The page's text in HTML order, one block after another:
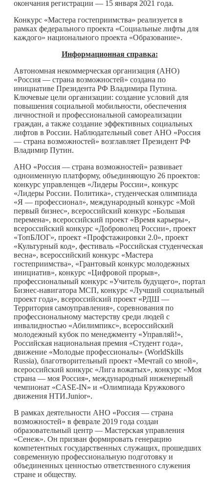
окончания регистрации — 15 января 2021 года.
Конкурс «Мастера гостеприимства» реализуется в
рамках федерального проекта «Социальные лифты для
каждого» национального проекта «Образование».
Информационная справка:
Автономная некоммерческая организация (АНО)
«Россия — страна возможностей» создана по
инициативе Президента РФ Владимира Путина.
Ключевые цели организации: создание условий для
повышения социальной мобильности, обеспечения
личностной и профессиональной самореализации
граждан, а также создание эффективных социальных
лифтов в России. Наблюдательный совет АНО «Россия
— страна возможностей» возглавляет Президент РФ
Владимир Путин.
АНО «Россия — страна возможностей» развивает
одноименную платформу, объединяющую 26 проектов:
конкурс управленцев «Лидеры России», конкурс
«Лидеры России. Политика», студенческая олимпиада
«Я — профессионал», международный конкурс «Мой
первый бизнес», всероссийский конкурс «Большая
перемена», всероссийский проект «Время карьеры»,
всероссийский конкурс «Доброволец России», проект
«ТопБЛОГ», проект «Профстажировки 2.0», проект
«Культурный код», фестиваль «Российская студенческая
весна», всероссийский конкурс «Мастера
гостеприимства», «Грантовый конкурс молодежных
инициатив», конкурс «Цифровой прорыв»,
профессиональный конкурс «Учитель будущего», портал
Бизнес-навигатора МСП, конкурс «Лучший социальный
проект года», всероссийский проект «РДШ —
Территория самоуправления», соревнования по
профессиональному мастерству среди людей с
инвалидностью «Абилимпикс», всероссийский
молодежный кубок по менеджменту «Управляй!»,
Российская национальная премия «Студент года»,
движение «Молодые профессионалы» (WorldSkills
Russia), благотворительный проект «Мечтай со мной»,
всероссийский конкурс «Лига вожатых», конкурс «Моя
страна — моя Россия», международный инженерный
чемпионат «CASE-IN» и «Олимпиада Кружкового
движения НТИ.Junior».
В рамках деятельности АНО «Россия — страна
возможностей» в феврале 2019 года создан
образовательный центр — Мастерская управления
«Сенеж». Он призван формировать генерацию
компетентных государственных служащих, прошедших
современную профессиональную подготовку и
объединенных ценностью ответственного служения
стране и обществу.